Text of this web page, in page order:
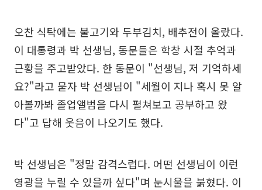
오찬 식탁에는 불고기와 두부김치, 배추전이 올랐다.
이 대통령과 박 선생님, 동문들은 학창 시절 추억과
근황을 주고받았다. 한 동문이 "선생님, 저 기억하세
요?"라고 묻자 박 선생님이 "세월이 지나 혹시 못 알
아볼까봐 졸업앨범을 다시 펼쳐보고 공부하고 왔
다"고 답해 웃음이 나오기도 했다.
박 선생님은 "정말 감격스럽다. 어떤 선생님이 이런
영광을 누릴 수 있을까 싶다"며 눈시울을 붉혔다. 이